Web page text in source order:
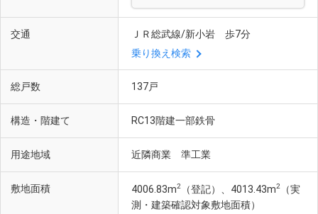
交通
ＪＲ総武線/新小岩 歩7分
乗り換え検索
総戸数 137戸
構造・階建て RC13階建一部鉄骨
用途地域 近隣商業 準工業
敷地面積 4006.83m2 （登記）、4013.43m2
（実
測・建築確認対象敷地面積）